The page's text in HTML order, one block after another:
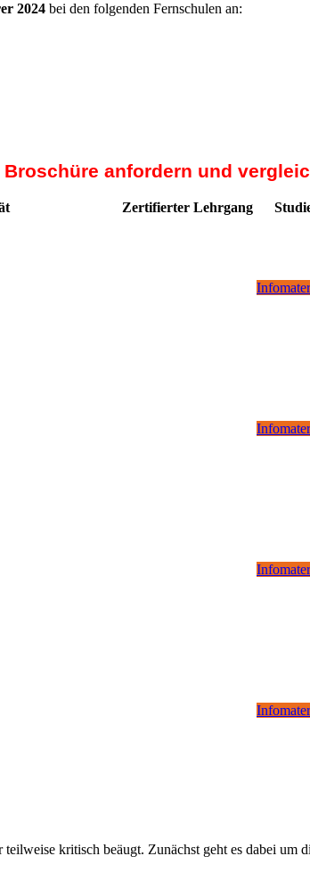
2024 bei den folgenden Fernschulen an:
anfordern und
Zertifierter Lehrgang
kritisch beäugt. Zunächst geht es dabei um